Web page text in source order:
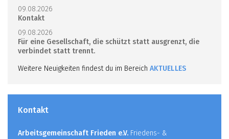
09.08.2026
Kontakt
09.08.2026
Für eine Gesellschaft, die schützt statt ausgrenzt, die
verbindet statt trennt.
Weitere Neuigkeiten findest du im Bereich AKTUELLES
Kontakt
Arbeitsgemeinschaft Frieden e.V. Friedens- &